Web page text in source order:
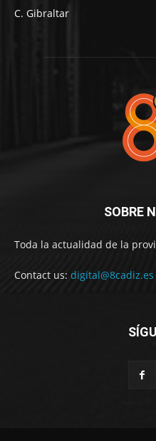
C. Gibraltar
SOBRE
Toda la actualidad de la
Contact us: digital@8cadiz.es